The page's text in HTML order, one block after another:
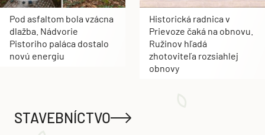
Pod asfaltom bola vzácna
dlažba. Nádvorie
Pistoriho paláca dostalo
novú energiu
Historická radnica v
Prievoze čaká na obnovu.
Ružinov hľadá
zhotoviteľa rozsiahlej
obnovy
STAVEBNÍCTVO